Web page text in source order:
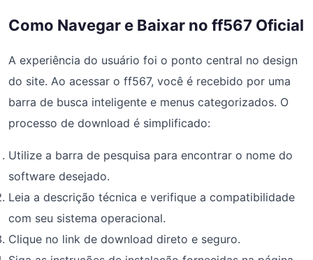
Como Navegar e Baixar no ff567 Oficial
A experiência do usuário foi o ponto central no design
do site. Ao acessar o ff567, você é recebido por uma
barra de busca inteligente e menus categorizados. O
processo de download é simplificado:
Utilize a barra de pesquisa para encontrar o nome do
software desejado.
Leia a descrição técnica e verifique a compatibilidade
com seu sistema operacional.
Clique no link de download direto e seguro.